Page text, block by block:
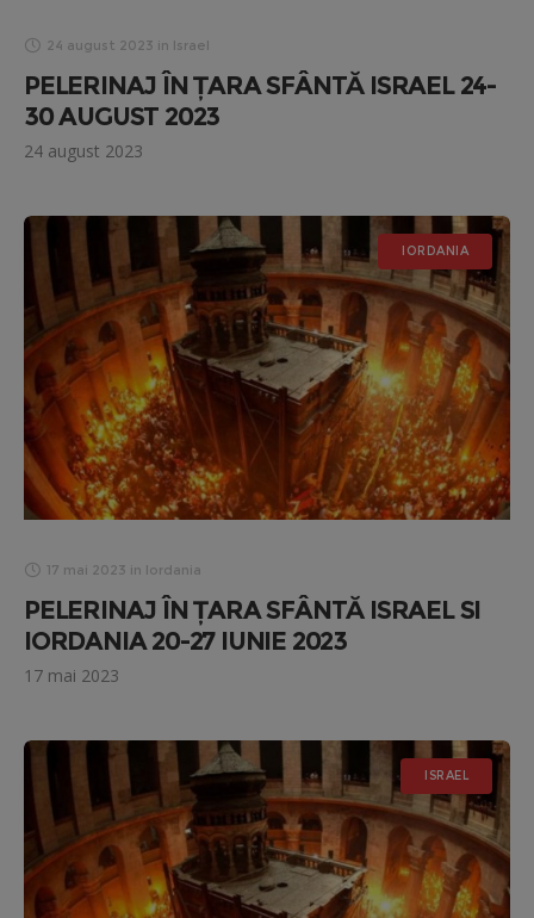
24 august 2023 in Israel
PELERINAJ ÎN ȚARA SFÂNTĂ ISRAEL 24-
30 AUGUST 2023
24 august 2023
IORDANIA
17 mai 2023 in Iordania
PELERINAJ ÎN ȚARA SFÂNTĂ ISRAEL SI
IORDANIA 20-27 IUNIE 2023
17 mai 2023
ISRAEL